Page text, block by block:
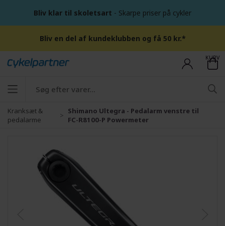
Bliv klar til skoletsart - Skarpe priser på cykler
Bliv en del af kundeklubben og få 50 kr.*
KURV
Kranksæt &
pedalarme
Shimano Ultegra - Pedalarm venstre til
FC-R8100-P Powermeter